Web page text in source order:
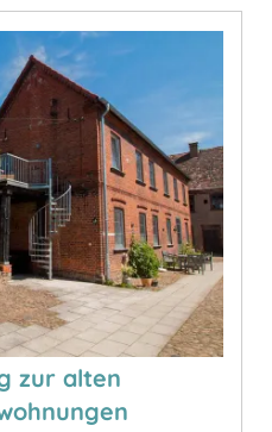
zur alten